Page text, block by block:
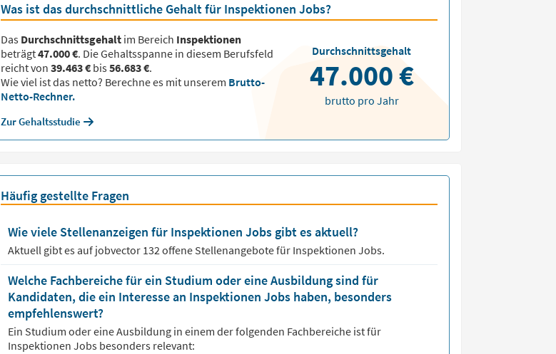
Was ist das durchschnittliche Gehalt für Inspektionen Jobs?
Das Durchschnittsgehaltim Bereich Inspektionen
beträgt47.000 €. Die Gehaltsspanne in diesem Berufsfeld
reicht von 39.463 €bis56.683 €.
Wie viel ist das netto? Berechne es mit unserem Brutto-
Netto-Rechner.
Zur Gehaltsstudie
Durchschnittsgehalt
47.000 €
brutto pro Jahr
Häufig gestellte Fragen
Wie viele Stellenanzeigen für Inspektionen Jobs gibt es aktuell?
Aktuell gibt es auf jobvector 132offene Stellenangebote für Inspektionen Jobs.
Welche Fachbereiche für ein Studium oder eine Ausbildung sind für
Kandidaten, die ein Interesse an Inspektionen Jobs haben, besonders
empfehlenswert?
Ein Studium oder eine Ausbildung in einem der folgenden Fachbereiche ist für
Inspektionen Jobs besonders relevant: